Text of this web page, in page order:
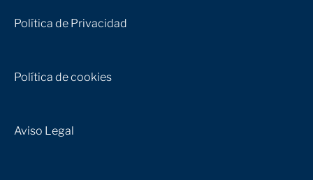
Política de Privacidad
Política de cookies
Aviso Legal